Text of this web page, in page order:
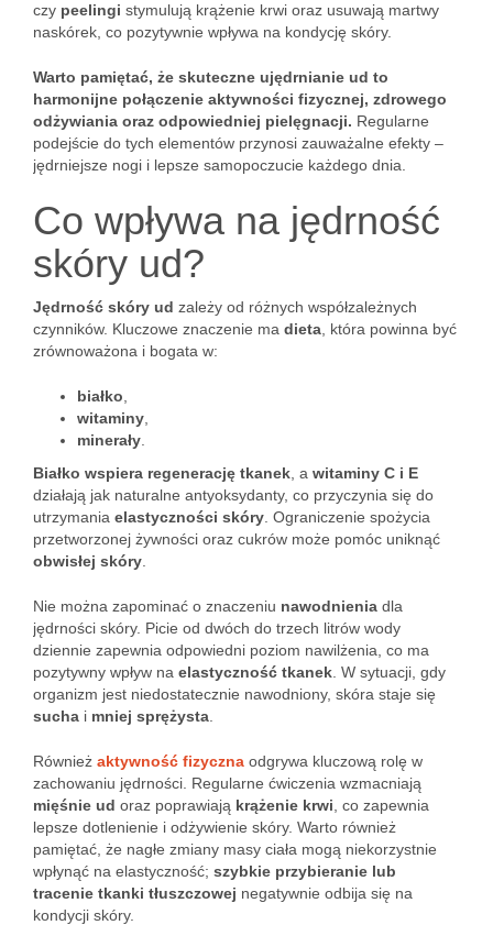
czy peelingi stymulują krążenie krwi oraz usuwają martwy
naskórek, co pozytywnie wpływa na kondycję skóry.
Warto pamiętać, że skuteczne ujędrnianie ud to
harmonijne połączenie aktywności fizycznej, zdrowego
odżywiania oraz odpowiedniej pielęgnacji. Regularne
podejście do tych elementów przynosi zauważalne efekty –
jędrniejsze nogi i lepsze samopoczucie każdego dnia.
Co wpływa na jędrność
skóry ud?
Jędrność skóry ud zależy od różnych współzależnych
czynników. Kluczowe znaczenie ma dieta , która powinna być
zrównoważona i bogata w:
białko
witaminy
minerały
Białko wspiera regenerację tkanek , a witaminy C i E
działają jak naturalne antyoksydanty, co przyczynia się do
utrzymania elastyczności skóry . Ograniczenie spożycia
przetworzonej żywności oraz cukrów może pomóc uniknąć
obwisłej skóry
Nie można zapominać o znaczeniu nawodnienia dla
jędrności skóry. Picie od dwóch do trzech litrów wody
dziennie zapewnia odpowiedni poziom nawilżenia, co ma
pozytywny wpływ na elastyczność tkanek . W sytuacji, gdy
organizm jest niedostatecznie nawodniony, skóra staje się
sucha i mniej sprężysta
Również aktywność fizyczna odgrywa kluczową rolę w
zachowaniu jędrności. Regularne ćwiczenia wzmacniają
mięśnie ud oraz poprawiają krążenie krwi , co zapewnia
lepsze dotlenienie i odżywienie skóry. Warto również
pamiętać, że nagłe zmiany masy ciała mogą niekorzystnie
wpłynąć na elastyczność; szybkie przybieranie lub
tracenie tkanki tłuszczowej negatywnie odbija się na
kondycji skóry.